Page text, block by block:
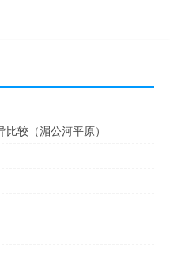
较（湄公河平原）